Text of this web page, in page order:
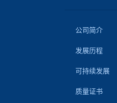
公司简介
发展历程
可持续发展
质量证书